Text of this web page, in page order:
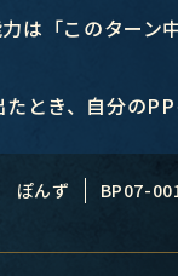
は「このターン
とき、自分のPP
ぽんず BP07-